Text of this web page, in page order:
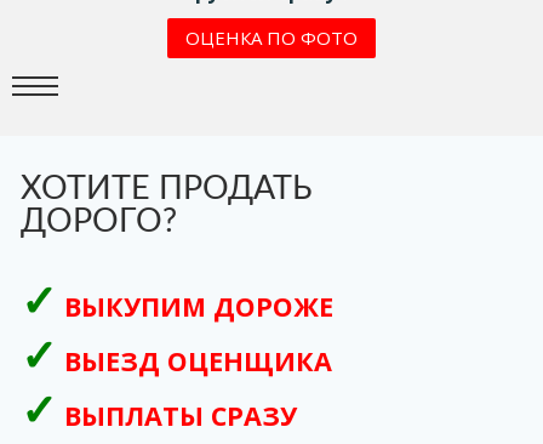
ОЦЕНКА ПО ФОТО
ХОТИТЕ ПРОДАТЬ
ДОРОГО?
ВЫКУПИМ ДОРОЖЕ
ВЫЕЗД ОЦЕНЩИКА
ВЫПЛАТЫ СРАЗУ